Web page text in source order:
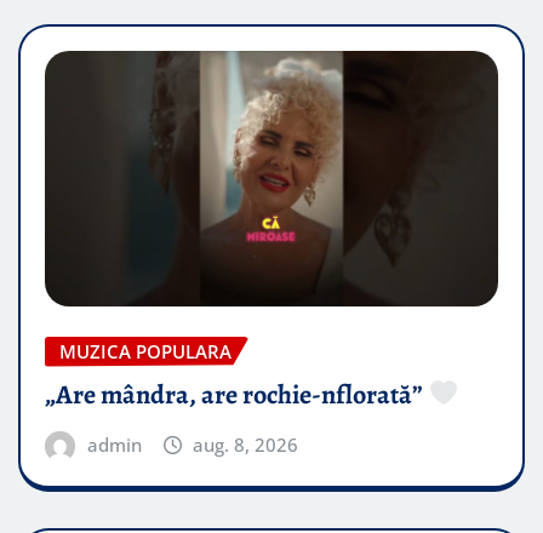
MUZICA POPULARA
„Are mândra, are rochie-nflorată”
admin aug. 8, 2026